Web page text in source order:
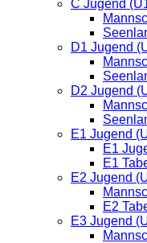
C Jugend
D1 Jugend
D2 Jugend
E1 Jugend
E1
E1
E2 Jugend
E2
E3 Jugend